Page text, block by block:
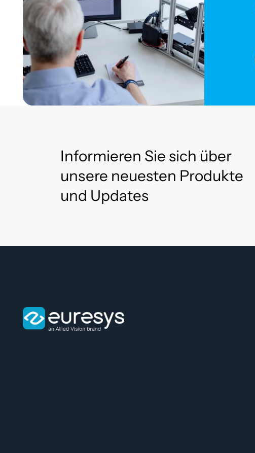
Informieren Sie sich über
unsere neuesten Produkte
und Updates